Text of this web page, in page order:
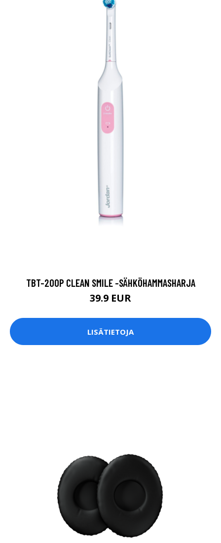
TBT-200P CLEAN SMILE -SÄHKÖHAMMASHARJA
39.9 EUR
LISÄTIETOJA